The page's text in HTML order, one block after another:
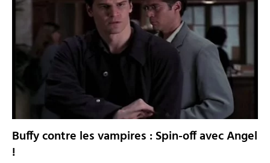
Buffy contre les vampires : Spin-off avec Angel
!